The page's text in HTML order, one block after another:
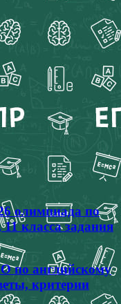
олимпиада по
класса задания
по английскому
критерии